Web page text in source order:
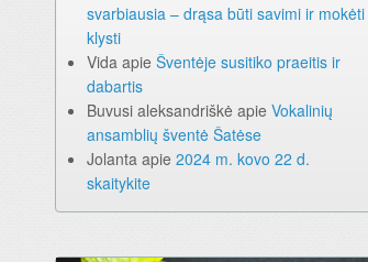
svarbiausia – drąsa būti savimi ir mokėti
klysti
Vida apie Šventėje susitiko praeitis ir
dabartis
Buvusi aleksandriškė apie Vokalinių
ansamblių šventė Šatėse
Jolanta apie 2024 m. kovo 22 d.
skaitykite